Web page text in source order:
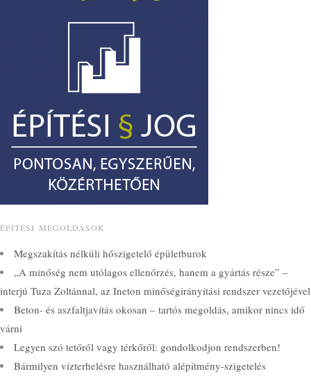
ÉPÍTÉSI MEGOLDÁSOK
Megszakítás nélküli hőszigetelő épületburok
„A minőség nem utólagos ellenőrzés, hanem a gyártás része” –
interjú Tuza Zoltánnal, az Ineton minőségirányítási rendszer vezetőjével
Beton- és aszfaltjavítás okosan – tartós megoldás, amikor nincs idő
várni
Legyen szó tetőről vagy térkőről: gondolkodjon rendszerben!
Bármilyen vízterhelésre használható alépítmény-szigetelés